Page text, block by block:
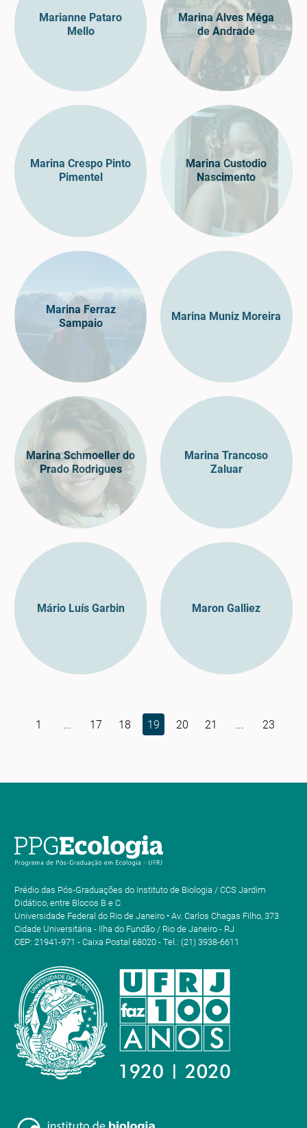
Marianne Pataro
Mello
Marina Alves Méga
de Andrade
Marina Crespo Pinto
Pimentel
Marina Custodio
Nascimento
Marina Ferraz
Sampaio
Marina Muniz Moreira
Marina Schmoeller do
Prado Rodrigues
Marina Trancoso
Zaluar
Mário Luís Garbin Maron Galliez
1 ... 17 18 19 20 21 ... 23
Prédio das Pós-Graduações do Instituto de Biologia / CCS Jardim
Didático, entre Blocos B e C
Universidade Federal do Rio de Janeiro • Av. Carlos Chagas Filho, 373
Cidade Universitária - Ilha do Fundão / Rio de Janeiro - RJ
CEP: 21941-971 - Caixa Postal 68020 - Tel.: (21) 3938-6611